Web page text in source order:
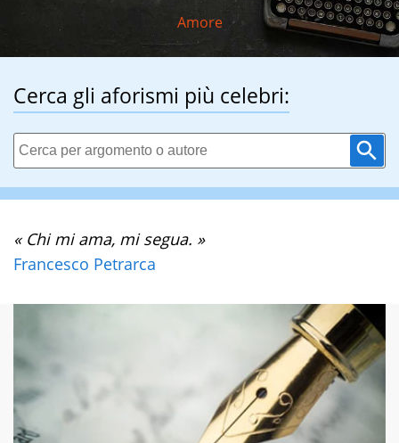
Amore
Cerca gli aforismi più celebri:
« Chi mi ama, mi segua. »
Francesco Petrarca